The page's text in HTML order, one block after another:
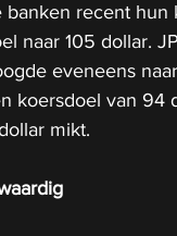
recent hun
naar 105 dollar.
eveneens
koersdoel van 94
mikt.